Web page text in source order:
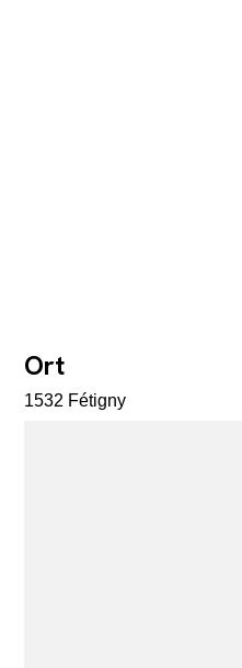
Ort
1532 Fétigny